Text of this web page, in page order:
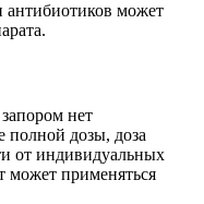
антибиотиков может
нет
полной дозы, доза
от индивидуальных
может применяться